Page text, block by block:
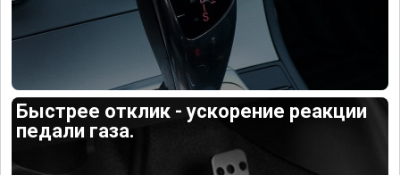
Быстрее отклик - ускорение реакции
педали газа.